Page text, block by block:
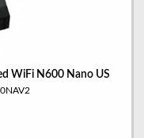
WiFi N600 Nano US